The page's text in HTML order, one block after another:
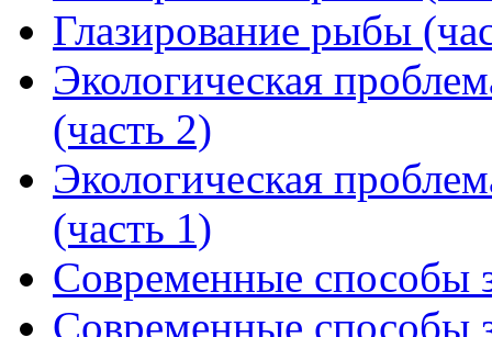
Глазирование рыбы
Экологическая
(часть 2)
Экологическая
(часть 1)
Современные способы
Современные способы